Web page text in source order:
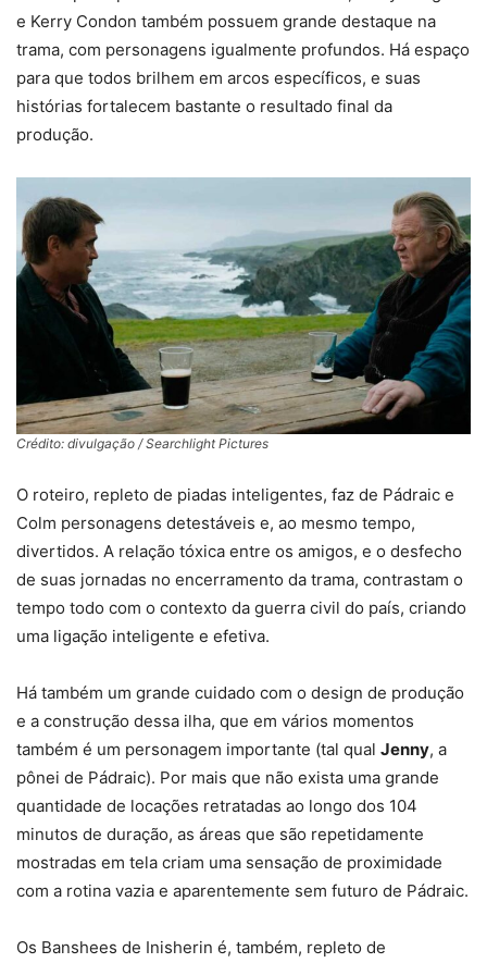
e Kerry Condon também possuem grande destaque na
trama, com personagens igualmente profundos. Há espaço
para que todos brilhem em arcos específicos, e suas
histórias fortalecem bastante o resultado final da
produção.
Crédito: divulgação / Searchlight Pictures
O roteiro, repleto de piadas inteligentes, faz de Pádraic e
Colm personagens detestáveis e, ao mesmo tempo,
divertidos. A relação tóxica entre os amigos, e o desfecho
de suas jornadas no encerramento da trama, contrastam o
tempo todo com o contexto da guerra civil do país, criando
uma ligação inteligente e efetiva.
Há também um grande cuidado com o design de produção
e a construção dessa ilha, que em vários momentos
também é um personagem importante (tal qual Jenny, a
pônei de Pádraic). Por mais que não exista uma grande
quantidade de locações retratadas ao longo dos 104
minutos de duração, as áreas que são repetidamente
mostradas em tela criam uma sensação de proximidade
com a rotina vazia e aparentemente sem futuro de Pádraic.
Os Banshees de Inisherin é, também, repleto de